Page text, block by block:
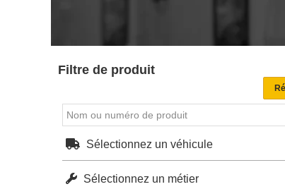
Filtre de produit
Sélectionnez un véhicule
Sélectionnez un métier